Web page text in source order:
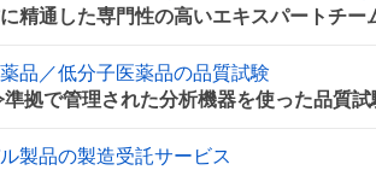
精通した専門性の高いエキスパートチー
品／低分子医薬品の品質試験
準拠で管理された分析機器を使った品質
製品の製造受託サービス